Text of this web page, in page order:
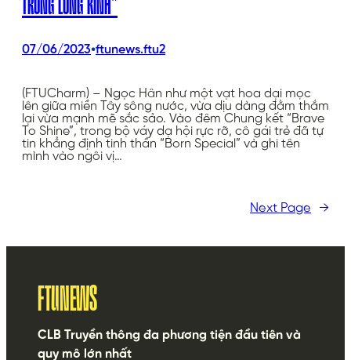
07/06/2023•ftunews.ftu2
(FTUCharm) – Ngọc Hân như một vạt hoa dại mọc
lên giữa miền Tây sông nước, vừa dịu dàng đằm thắm
lại vừa mạnh mẽ sắc sảo. Vào đêm Chung kết “Brave
To Shine”, trong bộ váy dạ hội rực rỡ, cô gái trẻ đã tự
tin khẳng định tinh thần “Born Special” và ghi tên
mình vào ngôi vị…
Next Page →
FTUNEWS
CLB Truyền thông đa phương tiện đầu tiên và
quy mô lớn nhất